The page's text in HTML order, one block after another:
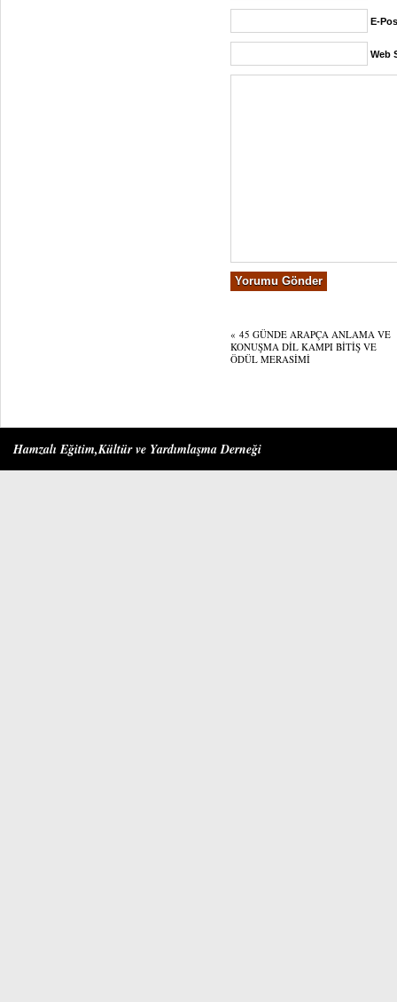
E-
Web
« 45 GÜNDE ARAPÇA ANLAMA VE
KONUŞMA DİL KAMPI BİTİŞ VE
ÖDÜL MERASİMİ
Hamzalı Eğitim,Kültür ve Yardımlaşma Derneği